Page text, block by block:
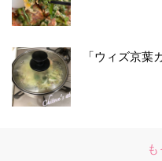
「ウィズ京葉